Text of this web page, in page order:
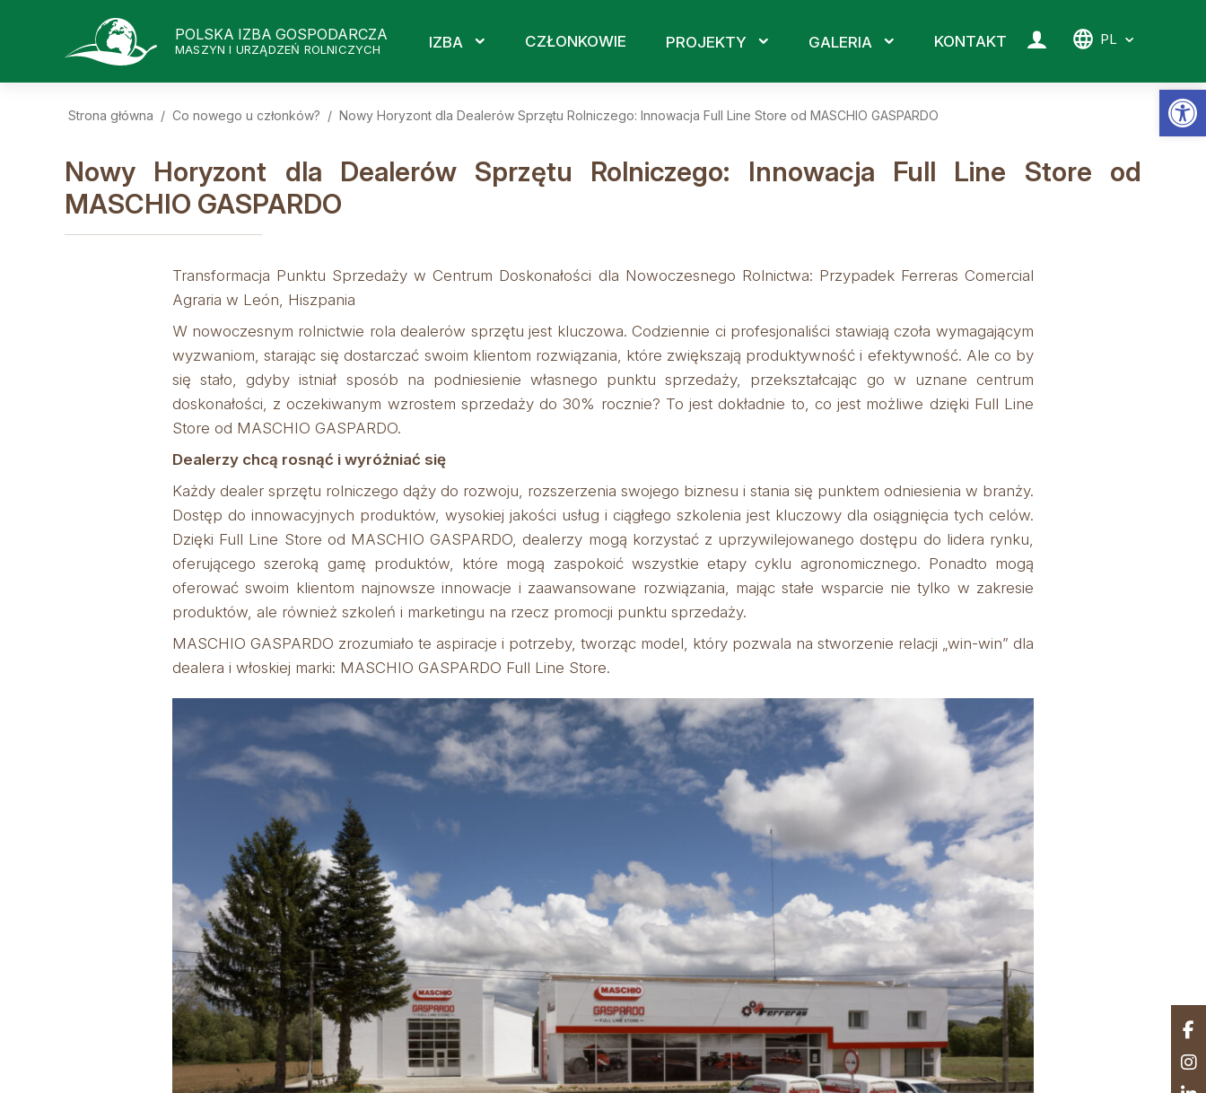
POLSKA IZBA GOSPODARCZA
MASZYN I URZĄDZEŃ ROLNICZYCH IZBA CZŁONKOWIE PROJEKTY GALERIA KONTAKT PL
Strona główna / Co nowego u członków? / Nowy Horyzont dla Dealerów Sprzętu Rolniczego: Innowacja Full Line Store od MASCHIO GASPARDO
Nowy Horyzont dla Dealerów Sprzętu Rolniczego: Innowacja Full Line Store od
MASCHIO GASPARDO
Transformacja Punktu Sprzedaży w Centrum Doskonałości dla Nowoczesnego Rolnictwa: Przypadek Ferreras Comercial
Agraria w León, Hiszpania
W nowoczesnym rolnictwie rola dealerów sprzętu jest kluczowa. Codziennie ci profesjonaliści stawiają czoła wymagającym
wyzwaniom, starając się dostarczać swoim klientom rozwiązania, które zwiększają produktywność i efektywność. Ale co by
się stało, gdyby istniał sposób na podniesienie własnego punktu sprzedaży, przekształcając go w uznane centrum
doskonałości, z oczekiwanym wzrostem sprzedaży do 30% rocznie? To jest dokładnie to, co jest możliwe dzięki Full Line
Store od MASCHIO GASPARDO.
Dealerzy chcą rosnąć i wyróżniać się
Każdy dealer sprzętu rolniczego dąży do rozwoju, rozszerzenia swojego biznesu i stania się punktem odniesienia w branży.
Dostęp do innowacyjnych produktów, wysokiej jakości usług i ciągłego szkolenia jest kluczowy dla osiągnięcia tych celów.
Dzięki Full Line Store od MASCHIO GASPARDO, dealerzy mogą korzystać z uprzywilejowanego dostępu do lidera rynku,
oferującego szeroką gamę produktów, które mogą zaspokoić wszystkie etapy cyklu agronomicznego. Ponadto mogą
oferować swoim klientom najnowsze innowacje i zaawansowane rozwiązania, mając stałe wsparcie nie tylko w zakresie
produktów, ale również szkoleń i marketingu na rzecz promocji punktu sprzedaży.
MASCHIO GASPARDO zrozumiało te aspiracje i potrzeby, tworząc model, który pozwala na stworzenie relacji „win-win” dla
dealera i włoskiej marki: MASCHIO GASPARDO Full Line Store.